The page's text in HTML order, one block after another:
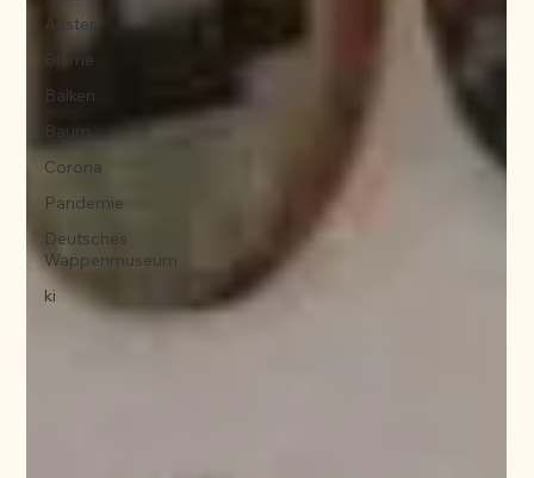
Auster
Blume
Balken
Baum
Corona
Pandemie
Deutsches
Wappenmuseum
ki